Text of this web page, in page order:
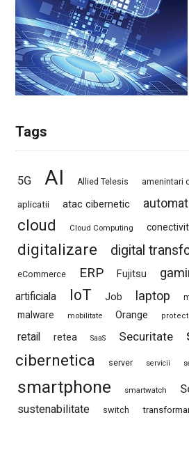
Tags
5G AI Allied Telesis amenintari
aplicatii atac cibernetic
cloud Cloud Computing
digitalizare digital
eCommerce ERP Fujitsu
artificiala
IoT Job laptop
malware mobilitate Orange
retail retea SaaS Securitate
cibernetica
server servicii
smartphone smartwatch
sustenabilitate switch